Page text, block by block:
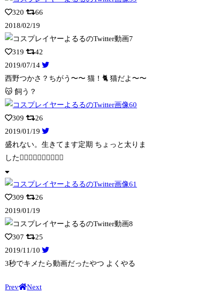
320
66
2018/02/19
319
42
2019/07/14
西野つかさ？ちがう〜〜 猫！🐈 猫だよ〜〜
😽 飼う？
309
26
2019/01/19
盛れない。生きてます定期 ちょっと太りま
した🤦‍♀️🤦‍♀️🤦‍♀️🤦‍♀️🤦‍
309
26
2019/01/19
307
25
2019/11/10
3秒でキメたら動画だったやつ よくやる
Prev Next